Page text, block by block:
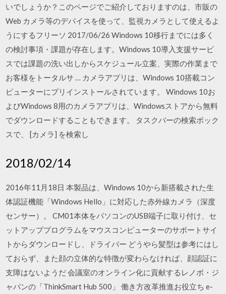
いでしょうか？このページでご紹介しておりますのは、市販の
Web カメラ等のデバイスを使って、監視カメラとして使えるよ
うにするフリーソ 2017/06/26 Windows 10移行までには多く
の検討事項・課題が存在します。Windows 10導入支援サービ
スでは課題の洗い出しからスケジュール立案、実際の作業まで
お客様をトータルサ … カメラアプリは、Windows 10搭載コン
ピューターにプリインストールされています。 Windows 10お
よびWindows 8用のカメラアプリは、Windowsストアから無料
でダウンロードすることもできます。 タスクバーの検索ボック
スで、 [カメラ] を検索し
2018/02/14
2016年11月18日 本製品は、Windows 10から新搭載された生
体認証機能「Windows Hello」に対応した赤外線カメラ（深度
センサー）。 CM01本体をパソコンのUSB端子に取り付け、セ
ットアッププログラムをマウスコンピューターのサポートサイ
トからダウンロードし、ドライバー どうやら髪型は参考にはし
ておらず、また顔の立体的な特徴が変わらなければ、顔認証に
支障はないようだ 会議室のオンライン化に貢献するレノボ・ジ
ャパンの「ThinkSmart Hub 500」 働き方改革推進お役立ち e-